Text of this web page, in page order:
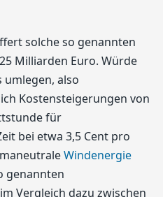
solche so genannten
Milliarden Euro. Würde
umlegen, also
Kostensteigerungen von
für
bei etwa 3,5 Cent pro
Windenergie
genannten
Vergleich dazu zwischen